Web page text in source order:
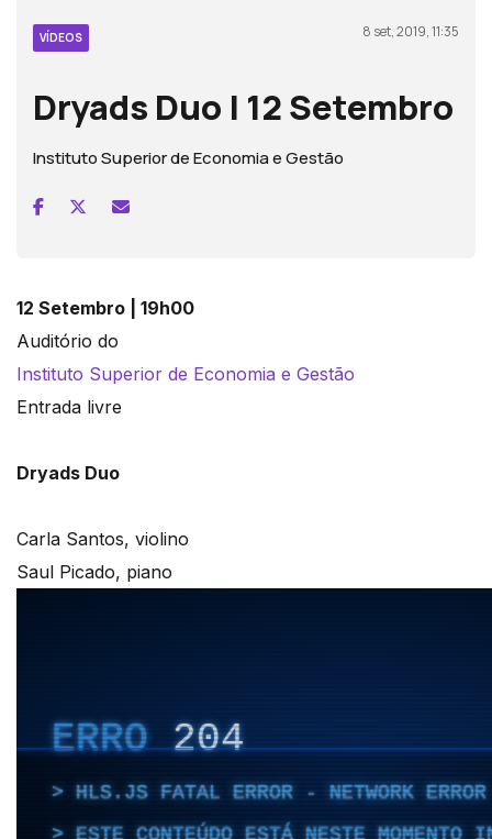
VÍDEOS 8 set, 2019, 11:35
Dryads Duo | 12 Setembro
Instituto Superior de Economia e Gestão
12 Setembro | 19h00
Auditório do
Instituto Superior de Economia e Gestão
Entrada livre
Dryads Duo
Carla Santos, violino
Saul Picado, piano